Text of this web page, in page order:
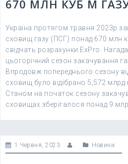
670 МЛН КУБ М
Україна протягом травня 2023р
сховищ газу (ПСГ) понад 670 млн
свідчать розрахунки ExPro.
цьогорічний сезон закачування
Впродовж попереднього сезону
сховищ було відібрано 5,572 млрд
Станом на початок сезону
сховищах зберігалося понад 9
1 Червня, 2023 Новини